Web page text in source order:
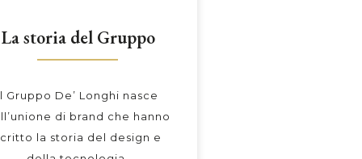
La storia del Gruppo
Gruppo De’ Longhi nasce
di brand che hanno
la storia del design e